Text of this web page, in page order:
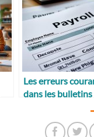
Les erreurs
dans les bulletins